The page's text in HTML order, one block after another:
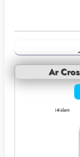
i4islam